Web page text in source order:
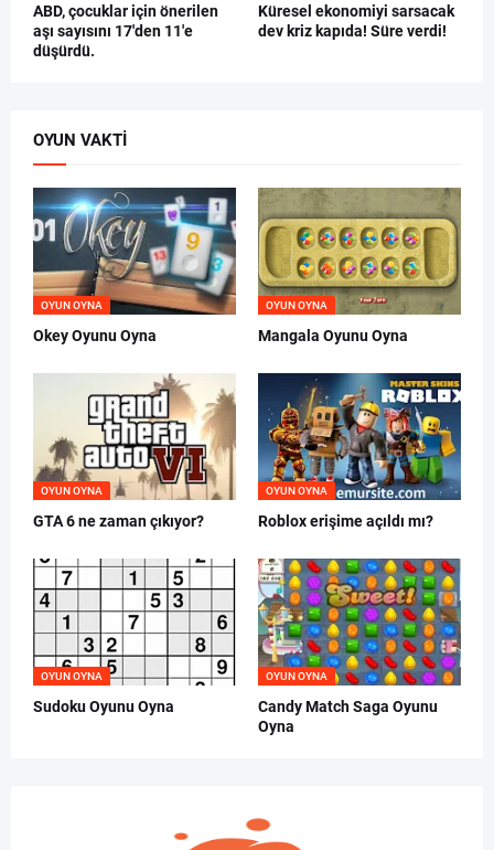
ABD, çocuklar için önerilen
aşı sayısını 17'den 11'e
düşürdü.
Küresel ekonomiyi sarsacak
dev kriz kapıda! Süre verdi!
OYUN VAKTI
OYUN OYNA
Okey Oyunu Oyna
OYUN OYNA
Mangala Oyunu Oyna
OYUN OYNA
GTA 6 ne zaman çıkıyor?
OYUN OYNA
Roblox erişime açıldı mı?
OYUN OYNA
Sudoku Oyunu Oyna
OYUN OYNA
Candy Match Saga Oyunu
Oyna